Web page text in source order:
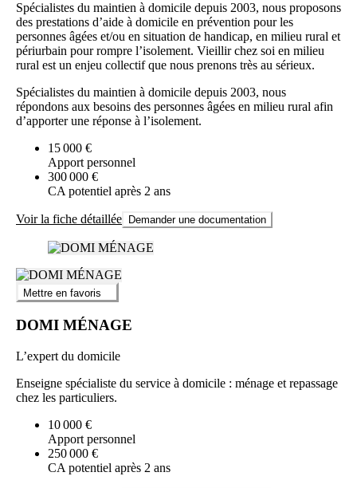
Spécialistes du maintien à domicile depuis 2003, nous proposons
des prestations d’aide à domicile en prévention pour les
personnes âgées et/ou en situation de handicap, en milieu rural et
périurbain pour rompre l’isolement. Vieillir chez soi en milieu
rural est un enjeu collectif que nous prenons très au sérieux.
Spécialistes du maintien à domicile depuis 2003, nous
répondons aux besoins des personnes âgées en milieu rural afin
d’apporter une réponse à l’isolement.
15 000 €
Apport personnel
300 000 €
CA potentiel après 2 ans
Voir la fiche détaillée Demander une documentation
Mettre en favoris
DOMI MÉNAGE
L’expert du domicile
Enseigne spécialiste du service à domicile : ménage et repassage
chez les particuliers.
10 000 €
Apport personnel
250 000 €
CA potentiel après 2 ans